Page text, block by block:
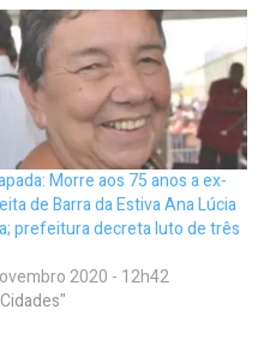
Morre aos 75 anos a ex-
de Barra da Estiva Ana Lúcia
prefeitura decreta luto de três
2020 - 12h42